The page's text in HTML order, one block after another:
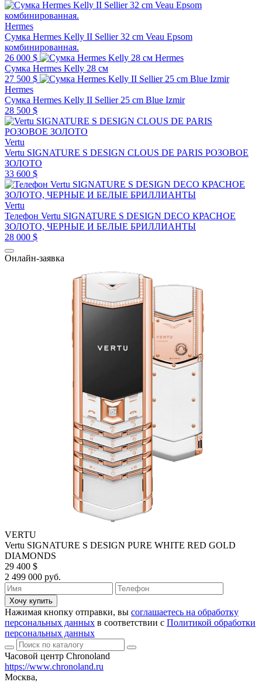
Hermes
Сумка Hermes Kelly II Sellier 32 cm Veau Epsom
комбинированная.
26 000 $
Hermes
Сумка Hermes Kelly 28 см
27 500 $
Hermes
Сумка Hermes Kelly II Sellier 25 cm Blue Izmir
28 500 $
Vertu
Vertu SIGNATURE S DESIGN CLOUS DE PARIS РОЗОВОЕ
ЗОЛОТО
33 600 $
Vertu
Телефон Vertu SIGNATURE S DESIGN DECO КРАСНОЕ
ЗОЛОТО, ЧЕРНЫЕ И БЕЛЫЕ БРИЛЛИАНТЫ
28 000 $
Онлайн-заявка
VERTU
Vertu SIGNATURE S DESIGN PURE WHITE RED GOLD
DIAMONDS
29 400 $
2 499 000 руб.
Хочу купить
Нажимая кнопку отправки, вы соглашаетесь на обработку
персональных данных в соответствии с Политикой обработки
персональных данных
Часовой центр Chronoland
https://www.chronoland.ru
Москва,